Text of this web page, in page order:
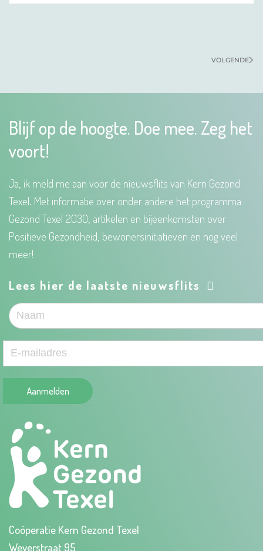
VOLGENDE
Blijf op de hoogte. Doe mee. Zeg het
voort!
Ja, ik meld me aan voor de nieuwsflits van Kern Gezond
Texel. Met informatie over onder andere het programma
Gezond Texel 2030, artikelen en bijeenkomsten over
Positieve Gezondheid, bewonersinitiatieven en nog veel
meer!
Lees hier de laatste nieuwsflits
Aanmelden
Coöperatie Kern Gezond Texel
Weverstraat 95